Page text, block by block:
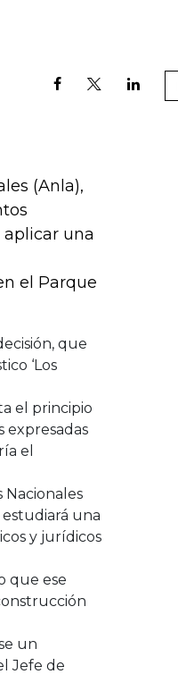
(Anla),
una
el Parque
que
‘Los
el principio
expresadas
el
una
y jurídicos
que ese
un
Jefe de